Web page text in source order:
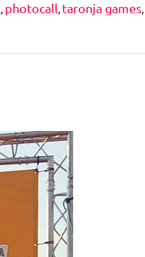
, photocall, taronja games,